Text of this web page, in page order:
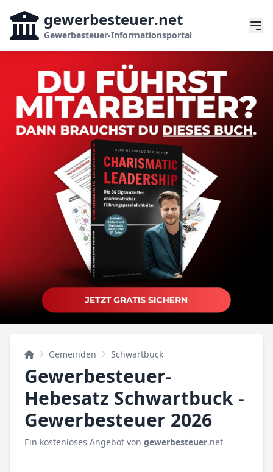
gewerbesteuer.net
Gewerbesteuer-Informationsportal
Gemeinden Schwartbuck
Gewerbesteuer-
Hebesatz Schwartbuck -
Gewerbesteuer 2026
Ein kostenloses Angebot von gewerbesteuer.net